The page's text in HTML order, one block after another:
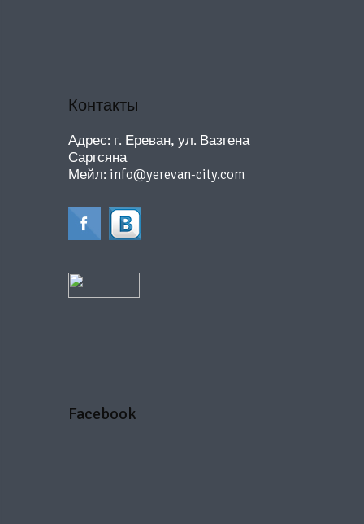
Контакты
Адрес: г. Ереван, ул. Вазгена
Саргсяна
Мейл: info@yerevan-city.com
Facebook